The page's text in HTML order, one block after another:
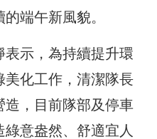
端午新風貌。
表示，為持續提升環
美化工作，清潔隊長
造，目前隊部及停車
意盎然、舒適宜人